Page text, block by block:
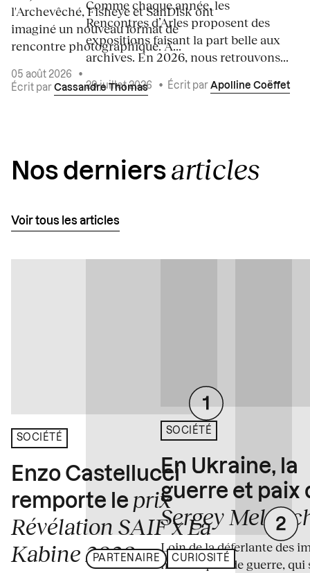
l'Archevêché, Fisheye et SanDisk ont
imaginé un nouveau format de
rencontre photographique. À...
05 août 2026
•
Écrit par Cassandre Thomas
Comme chaque année, les
Rencontres d’Arles proposent des
expositions faisant la part belle aux
archives. En 2026, nous retrouvons...
29 juillet 2026 • Écrit par Apolline Coëffet
Nos derniers articles
Voir tous les articles
SOCIÉTÉ
Enzo Castellucci
remporte le prix
Révélation SAIF x La
Kabine 2026
PARTENAIRE CURIOSITÉ
SOCIÉTÉ
En Ukraine, la
guerre et paix
Sergey
Loin de la déferlante des
médiatiques de guerre, qui